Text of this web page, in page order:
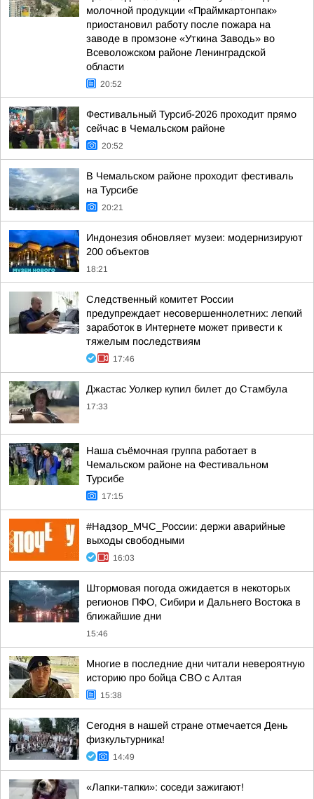
молочной продукции «Праймкартонпак»
приостановил работу после пожара на
заводе в промзоне «Уткина Заводь» во
Всеволожском районе Ленинградской
области
20:52
Фестивальный Турсиб-2026 проходит прямо
сейчас в Чемальском районе
20:52
В Чемальском районе проходит фестиваль
на Турсибе
20:21
Индонезия обновляет музеи: модернизируют
200 объектов
18:21
Следственный комитет России
предупреждает несовершеннолетних: легкий
заработок в Интернете может привести к
тяжелым последствиям
17:46
Джастас Уолкер купил билет до Стамбула
17:33
Наша съёмочная группа работает в
Чемальском районе на Фестивальном
Турсибе
17:15
#Надзор_МЧС_России: держи аварийные
выходы свободными
16:03
Штормовая погода ожидается в некоторых
регионов ПФО, Сибири и Дальнего Востока в
ближайшие дни
15:46
Многие в последние дни читали невероятную
историю про бойца СВО с Алтая
15:38
Сегодня в нашей стране отмечается День
физкультурника!
14:49
«Лапки-тапки»: соседи зажигают!